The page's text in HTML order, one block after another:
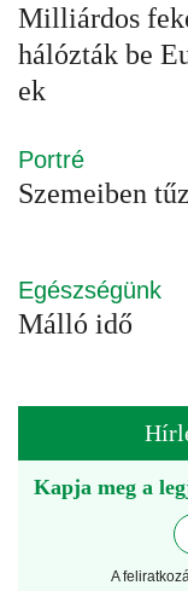
Milliárdos
hálózták be
ek
Portré
Szemeiben
Egészségünk
Málló idő
Kapja meg a
A